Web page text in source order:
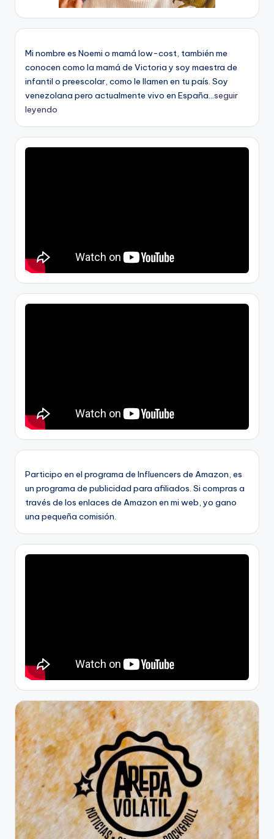
Mi nombre es Noemi o mamá low-cost, también me
conocen como la mamá de Victoria y soy maestra de
infantil o preescolar, como le llamen en tu país. Soy
venezolana pero actualmente vivo en España...seguir
leyendo
Participo en el programa de Influencers de Amazon, es
un programa de publicidad para afiliados. Si compras a
través de los enlaces de Amazon en mi web, yo gano
una pequeña comisión.